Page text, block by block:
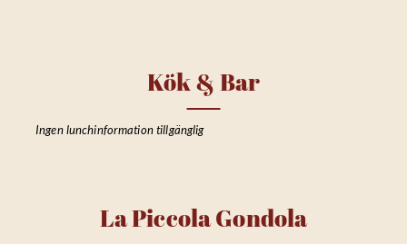
Kök & Bar
Ingen lunchinformation tillgänglig
La Piccola Gondola